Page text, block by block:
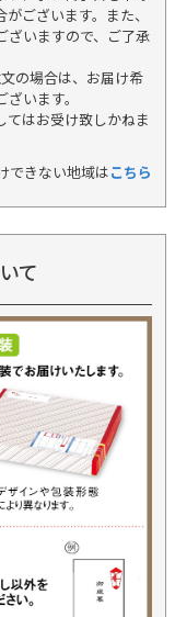
ございます。また、
ざいますので、ご了承
の場合は、お届け希
います。
はお受け致しかねま
できない地域はこちら
て